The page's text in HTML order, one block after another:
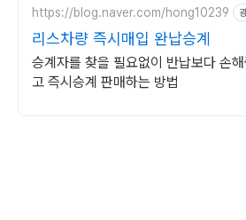
https://blog.naver.com/hong10239
리스차량 즉시매입 완납승계
승계자를 찾을 필요없이 반납보다 손해
고 즉시승계 판매하는 방법